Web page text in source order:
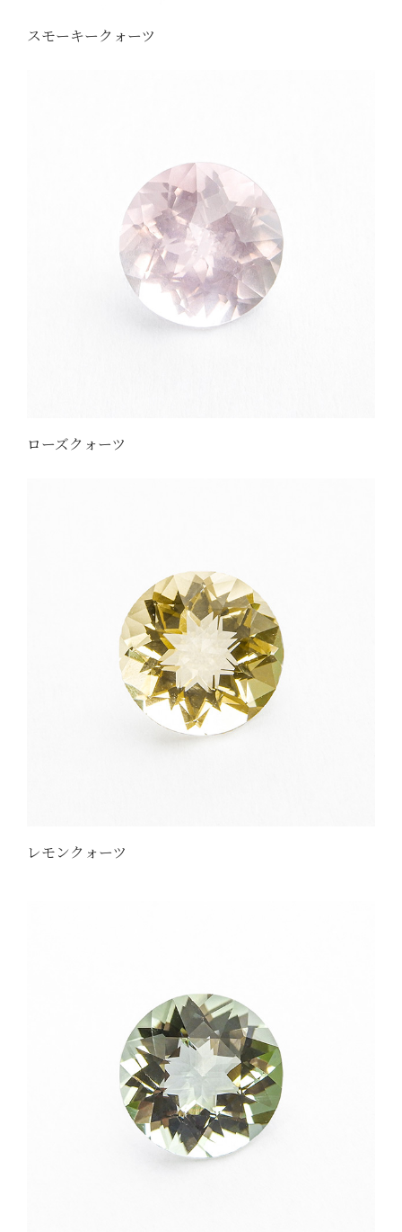
スモーキークォーツ
ローズクォーツ
レモンクォーツ